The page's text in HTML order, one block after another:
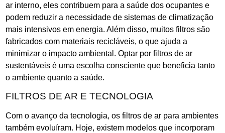
ar interno, eles contribuem para a saúde dos ocupantes e
podem reduzir a necessidade de sistemas de climatização
mais intensivos em energia. Além disso, muitos filtros são
fabricados com materiais recicláveis, o que ajuda a
minimizar o impacto ambiental. Optar por filtros de ar
sustentáveis é uma escolha consciente que beneficia tanto
o ambiente quanto a saúde.
FILTROS DE AR E TECNOLOGIA
Com o avanço da tecnologia, os filtros de ar para ambientes
também evoluíram. Hoje, existem modelos que incorporam